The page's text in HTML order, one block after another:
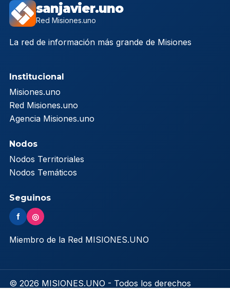
sanjavier.uno
Red Misiones.uno
La red de información más grande de Misiones
Institucional
Misiones.uno
Red Misiones.uno
Agencia Misiones.uno
Nodos
Nodos Territoriales
Nodos Temáticos
Seguinos
f ◎
Miembro de la Red MISIONES.UNO
© 2026 MISIONES.UNO - Todos los derechos